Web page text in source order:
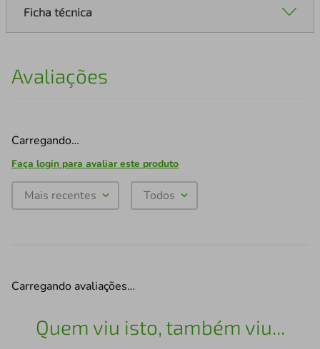
Ficha técnica
Avaliações
Carregando…
Faça login para avaliar este produto
Mais recentes Todos
Carregando avaliações…
Quem viu isto, também viu...